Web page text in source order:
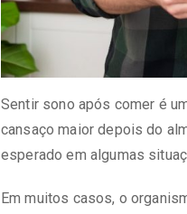
Sentir sono após comer é
cansaço maior depois do
esperado em algumas
Em muitos casos, o